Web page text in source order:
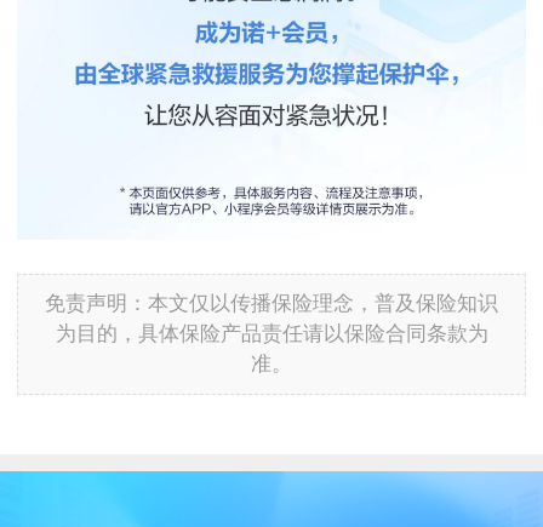
免责声明：本文仅以传播保险理念，普及保险知识
为目的，具体保险产品责任请以保险合同条款为
准。